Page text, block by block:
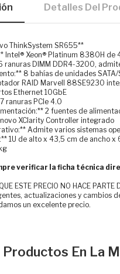
Detalles Del
ThinkSystem SR655**
Intel® Xeon® Platinum 8380H de
ranuras DIMM DDR4-3200,
8 bahías de unidades
RAID Marvell 88SE9230
Ethernet 10GbE
ranuras PCIe 4.0
2 fuentes de
XClarity Controller integrado
Admite varios sistemas
1U de alto x 43,5 cm de ancho x
verificar la ficha técnica
ESTE PRECIO NO HACE
actualizaciones y cambios
un excelente precio.
En La